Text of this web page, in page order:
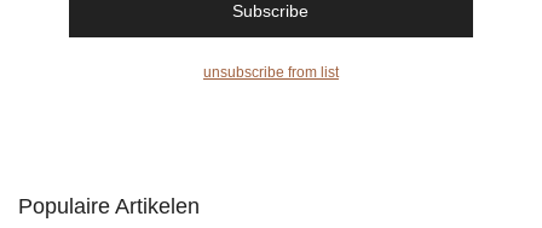
unsubscribe from list
Populaire Artikelen